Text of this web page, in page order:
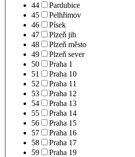
44
Pardubice
45
Pelhřimov
46
Písek
47
Plzeň jih
48
Plzeň město
49
Plzeň sever
50
Praha 1
51
Praha 10
52
Praha 11
53
Praha 12
54
Praha 13
55
Praha 14
56
Praha 15
57
Praha 16
58
Praha 17
59
Praha 19